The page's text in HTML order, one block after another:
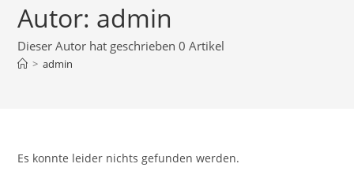
Autor: admin
Dieser Autor hat geschrieben 0 Artikel
> admin
Es konnte leider nichts gefunden werden.